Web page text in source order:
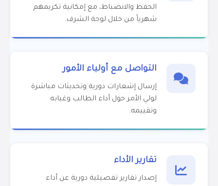
الحفظ والانضباط، مع إمكانية تكريمهم
شهرياً من خلال لوحة الشرف.
التواصل مع أولياء الأمور
إرسال إشعارات دورية وتحديثات مباشرة
لولي الأمر حول أداء الطالب وغيابه
وتقييمه.
تقارير الأداء
إصدار تقارير تفصيلية دورية عن أداء